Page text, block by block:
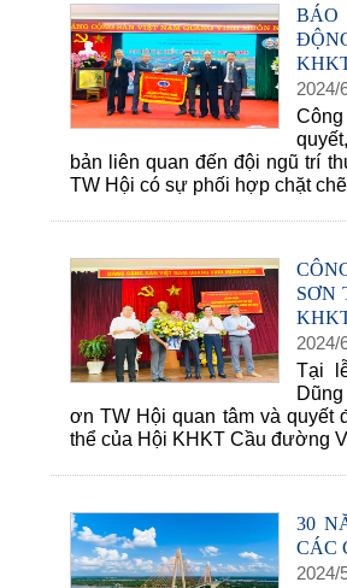
2024/
bản liên quan đến đội ngũ trí
TW Hội có sự phối hợp chặt
SƠN
2024/
Tại
ơn TW Hội quan tâm và quyết
thể của Hội KHKT Cầu đường
30
CÁC
2024/